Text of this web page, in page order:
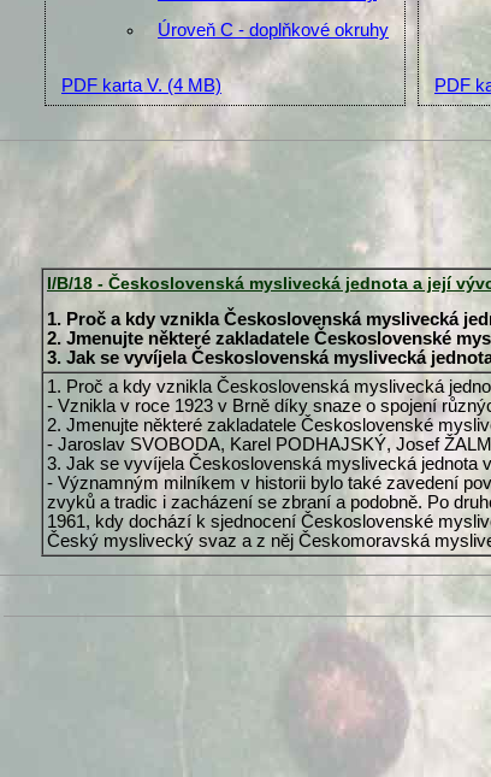
Úroveň C - doplňkové okruhy
PDF karta V. (4 MB) PDF
I/B/18 - Československá myslivecká jednota a její
1. Proč a kdy vznikla Československá myslivecká
2. Jmenujte některé zakladatele Československé
3. Jak se vyvíjela Československá myslivecká
1. Proč a kdy vznikla Československá myslivecká
- Vznikla v roce 1923 v Brně díky snaze o spojení
2. Jmenujte některé zakladatele Československé
- Jaroslav SVOBODA, Karel PODHAJSKÝ, Josef
3. Jak se vyvíjela Československá myslivecká jednota
- Významným milníkem v historii bylo také zavedení
zvyků a tradic i zacházení se zbraní a podobně. Po
1961, kdy dochází k sjednocení Československé
Český myslivecký svaz a z něj Českomoravská